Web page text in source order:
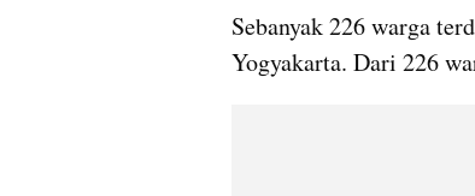
Sebanyak 226 warga
Yogyakarta. Dari 226